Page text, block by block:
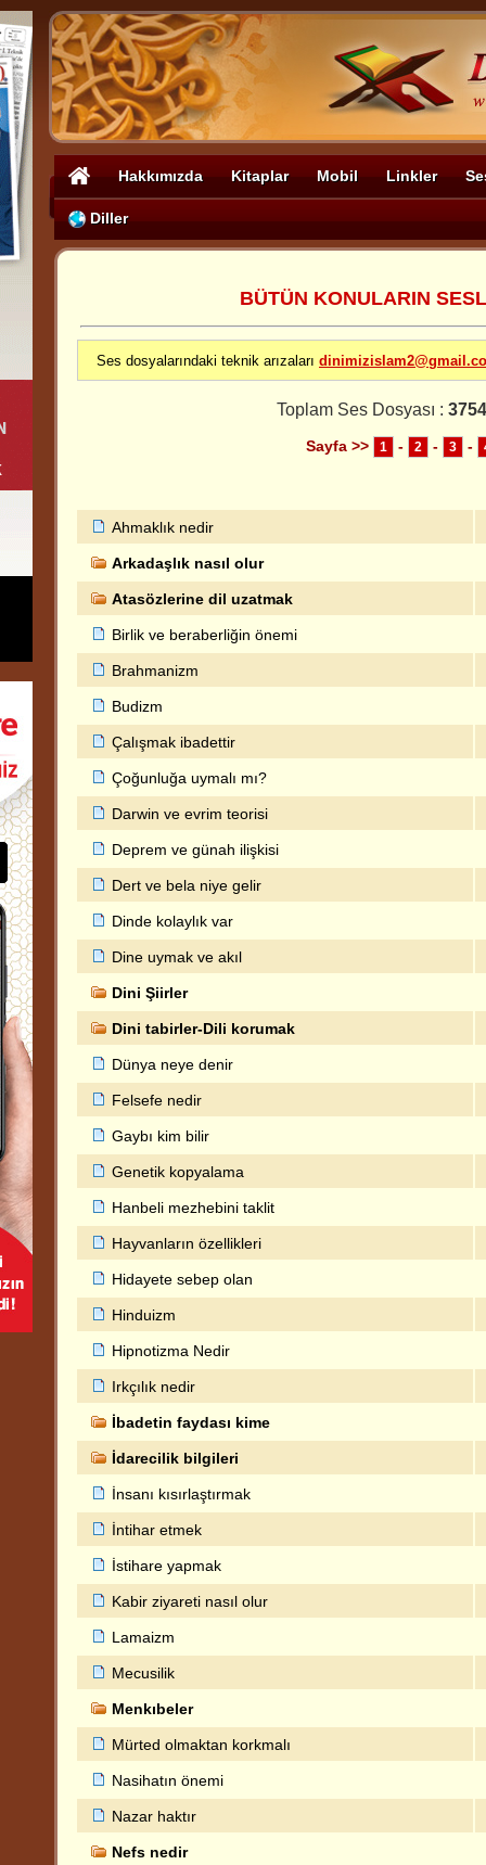
Hakkımızda Kitaplar Mobil Linkler
Diller
BÜTÜN KONULARIN
Ses dosyalarındaki teknik arızaları
Toplam Ses Dosyası :
Sayfa >> 1 - 2 - 3 -
Ahmaklık nedir
Arkadaşlık nasıl olur
Atasözlerine dil uzatmak
Birlik ve beraberliğin önemi
Brahmanizm
Budizm
Çalışmak ibadettir
Çoğunluğa uymalı mı?
Darwin ve evrim teorisi
Deprem ve günah ilişkisi
Dert ve bela niye gelir
Dinde kolaylık var
Dine uymak ve akıl
Dini Şiirler
Dini tabirler-Dili korumak
Dünya neye denir
Felsefe nedir
Gaybı kim bilir
Genetik kopyalama
Hanbeli mezhebini taklit
Hayvanların özellikleri
Hidayete sebep olan
Hinduizm
Hipnotizma Nedir
Irkçılık nedir
İbadetin faydası kime
İdarecilik bilgileri
İnsanı kısırlaştırmak
İntihar etmek
İstihare yapmak
Kabir ziyareti nasıl olur
Lamaizm
Mecusilik
Menkıbeler
Mürted olmaktan korkmalı
Nasihatın önemi
Nazar haktır
Nefs nedir